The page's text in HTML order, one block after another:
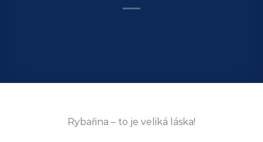
Rybařina – to je veliká láska!